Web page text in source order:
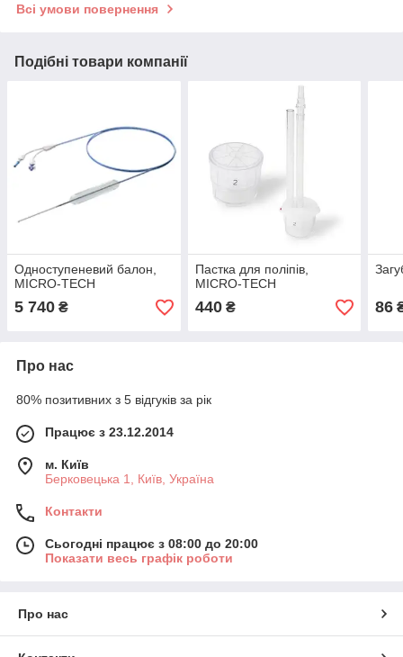
Всі умови повернення
Подібні товари компанії
Одноступеневий балон,
MICRO-TECH
5 740 ₴
Пастка для поліпів,
MICRO-TECH
440₴ 86
Про нас
80% позитивних з 5 відгуків за рік
Працює з 23.12.2014
м. Київ
Берковецька 1, Київ, Україна
Контакти
Сьогодні працює з 08:00 до 20:00
Показати весь графік роботи
Про нас